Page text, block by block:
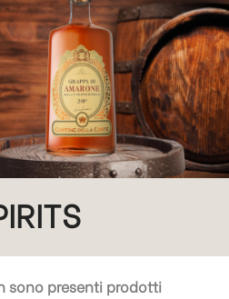
sono presenti prodotti